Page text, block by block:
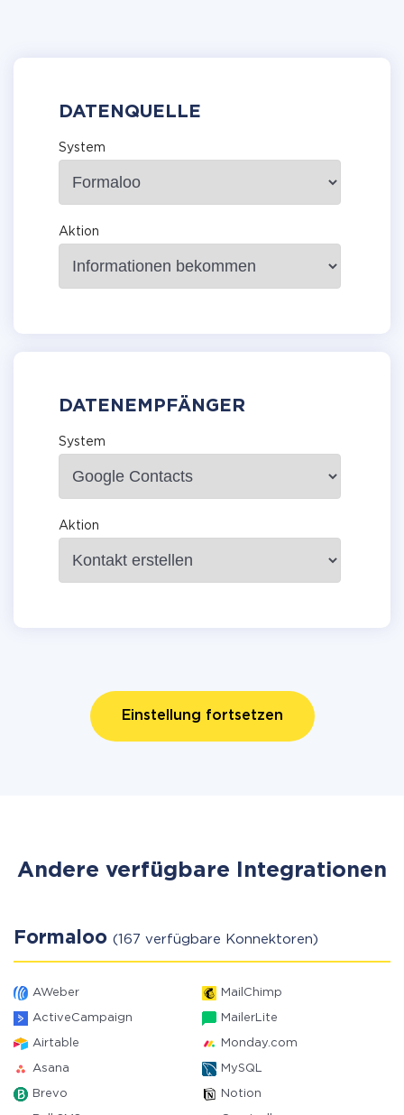
DATENQUELLE
System
Aktion
DATENEMPFÄNGER
System
Aktion
Einstellung fortsetzen
Andere verfügbare Integrationen
Formaloo (167 verfügbare Konnektoren)
AWeber MailChimp
ActiveCampaign MailerLite
Airtable Monday.com
Asana MySQL
Brevo Notion